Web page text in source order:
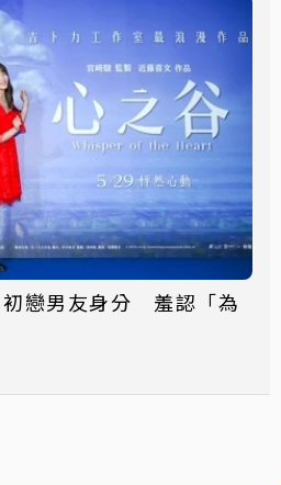
初戀男友身分 羞認「為